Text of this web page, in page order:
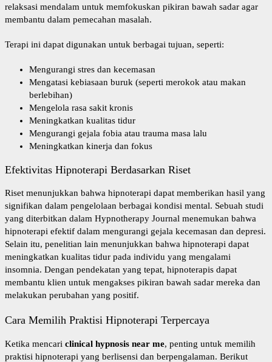
relaksasi mendalam untuk memfokuskan pikiran bawah sadar agar
membantu dalam pemecahan masalah.
Terapi ini dapat digunakan untuk berbagai tujuan, seperti:
Mengurangi stres dan kecemasan
Mengatasi kebiasaan buruk (seperti merokok atau makan
berlebihan)
Mengelola rasa sakit kronis
Meningkatkan kualitas tidur
Mengurangi gejala fobia atau trauma masa lalu
Meningkatkan kinerja dan fokus
Efektivitas Hipnoterapi Berdasarkan Riset
Riset menunjukkan bahwa hipnoterapi dapat memberikan hasil yang
signifikan dalam pengelolaan berbagai kondisi mental. Sebuah studi
yang diterbitkan dalam Hypnotherapy Journalmenemukan bahwa
hipnoterapi efektif dalam mengurangi gejala kecemasan dan depresi.
Selain itu, penelitian lain menunjukkan bahwa hipnoterapi dapat
meningkatkan kualitas tidur pada individu yang mengalami
insomnia. Dengan pendekatan yang tepat, hipnoterapis dapat
membantu klien untuk mengakses pikiran bawah sadar mereka dan
melakukan perubahan yang positif.
Cara Memilih Praktisi Hipnoterapi Terpercaya
Ketika mencari clinical hypnosis near me, penting untuk memilih
praktisi hipnoterapi yang berlisensi dan berpengalaman. Berikut